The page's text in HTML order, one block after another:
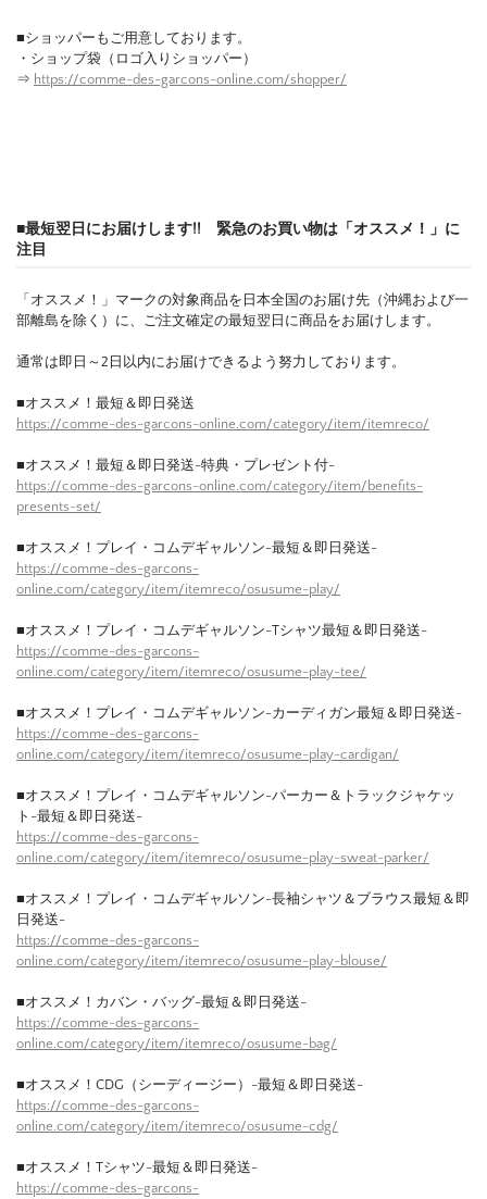
■ショッパーもご用意しております。
・ショップ袋（ロゴ入りショッパー）
⇒ https://comme-des-garcons-online.com/shopper/
■最短翌日にお届けします!! 緊急のお買い物は「オススメ！」に
注目
「オススメ！」マークの対象商品を日本全国のお届け先（沖縄および一
部離島を除く）に、ご注文確定の最短翌日に商品をお届けします。
通常は即日～2日以内にお届けできるよう努力しております。
■オススメ！最短＆即日発送
https://comme-des-garcons-online.com/category/item/itemreco/
■オススメ！最短＆即日発送-特典・プレゼント付-
https://comme-des-garcons-online.com/category/item/benefits-
presents-set/
■オススメ！プレイ・コムデギャルソン-最短＆即日発送-
https://comme-des-garcons-
online.com/category/item/itemreco/osusume-play/
■オススメ！プレイ・コムデギャルソン-Tシャツ最短＆即日発送-
https://comme-des-garcons-
online.com/category/item/itemreco/osusume-play-tee/
■オススメ！プレイ・コムデギャルソン-カーディガン最短＆即日発送-
https://comme-des-garcons-
online.com/category/item/itemreco/osusume-play-cardigan/
■オススメ！プレイ・コムデギャルソン-パーカー＆トラックジャケッ
ト-最短＆即日発送-
https://comme-des-garcons-
online.com/category/item/itemreco/osusume-play-sweat-parker/
■オススメ！プレイ・コムデギャルソン-長袖シャツ＆ブラウス最短＆即
日発送-
https://comme-des-garcons-
online.com/category/item/itemreco/osusume-play-blouse/
■オススメ！カバン・バッグ-最短＆即日発送-
https://comme-des-garcons-
online.com/category/item/itemreco/osusume-bag/
■オススメ！CDG（シーディージー）-最短＆即日発送-
https://comme-des-garcons-
online.com/category/item/itemreco/osusume-cdg/
■オススメ！Tシャツ-最短＆即日発送-
https://comme-des-garcons-